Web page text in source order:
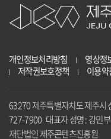
개인정보처리방침
영상정
저작권보호정책
이용약
63270 제주특별자치도 제주
727-7900 대표자 성명 : 강민
재단법인 제주콘텐츠진흥원